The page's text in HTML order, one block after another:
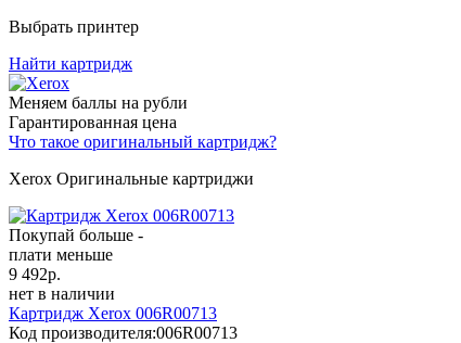
Выбрать принтер
Найти картридж
Меняем баллы на рубли
Гарантированная цена
Что такое оригинальный картридж?
Xerox Оригинальные картриджи
Покупай больше -
плати меньше
9 492р.
нет в наличии
Картридж Xerox 006R00713
Код производителя:006R00713